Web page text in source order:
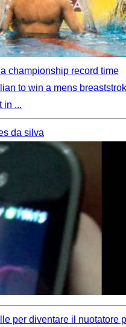
championship record time
to win a mens
in ...
da silva
per diventare il nuotatore